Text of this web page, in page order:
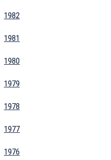
1982
1981
1980
1979
1978
1977
1976